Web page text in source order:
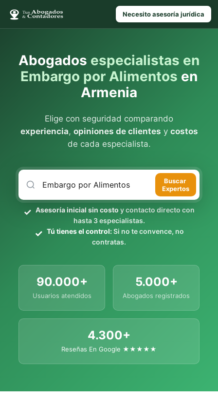
Necesito asesoría jurídica
Abogados especialistas en
Embargo por Alimentos en
Armenia
Elige con seguridad comparando
experiencia, opiniones de clientes y costos
de cada especialista.
Buscar
Expertos
Asesoría inicial sin costo y contacto directo con
hasta 3 especialistas.
Tú tienes el control:Si no te convence, no
contratas.
90.000+
Usuarios atendidos
5.000+
Abogados registrados
4.300+
Reseñas En Google ★★★★★